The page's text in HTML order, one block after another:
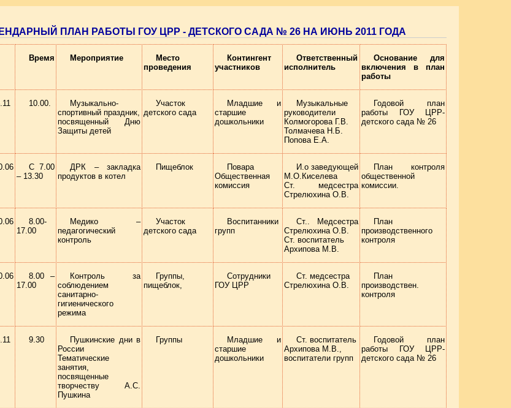
ПЛАН РАБОТЫ ГОУ ЦРР - ДЕТСКОГО САДА № 26 НА ИЮНЬ 2011 ГОДА
Время Мероприятие
Место
проведения
Контингент
участников
Ответственный
исполнитель
Основание для
включения в план
работы
10.00.
Музыкально-
спортивный праздник,
посвященный Дню
Защиты детей
Участок
детского сада
Младшие и
старшие
дошкольники
Музыкальные
руководители
Колмогорова Г.В.
Толмачева Н.Б.
Попова Е.А.
Годовой план
работы ГОУ ЦРР-
детского сада № 26
С 7.00
– 13.30
ДРК – закладка
продуктов в котел
Пищеблок
Повара
Общественная
комиссия
И.о заведующей
М.О.Киселева
Ст. медсестра
Стрелюхина О.В.
План контроля
общественной
комиссии.
8.00-
17.00
Медико –
педагогический
контроль
Участок
детского сада
Воспитанники
групп
Ст.. Медсестра
Стрелюхина О.В.
Ст. воспитатель
Архипова М.В.
План
производственного
контроля
8.00 –
17.00
Контроль за
соблюдением
санитарно-
гигиенического
режима
Группы,
пищеблок,
Сотрудники
ГОУ ЦРР
Ст. медсестра
Стрелюхина О.В.
План
производствен.
контроля
9.30
Пушкинские дни в
России
Тематические
занятия,
посвященные
творчеству А.С.
Пушкина
Группы
Младшие и
старшие
дошкольники
Ст. воспитатель
Архипова М.В.,
воспитатели групп
Годовой план
работы ГОУ ЦРР-
детского сада № 26